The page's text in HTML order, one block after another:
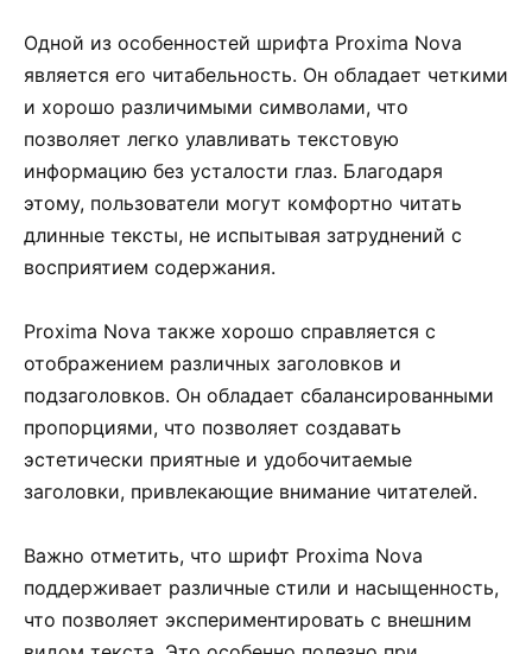
Одной из особенностей шрифта Proxima Nova
является его читабельность. Он обладает четкими
и хорошо различимыми символами, что
позволяет легко улавливать текстовую
информацию без усталости глаз. Благодаря
этому, пользователи могут комфортно читать
длинные тексты, не испытывая затруднений с
восприятием содержания.
Proxima Nova также хорошо справляется с
отображением различных заголовков и
подзаголовков. Он обладает сбалансированными
пропорциями, что позволяет создавать
эстетически приятные и удобочитаемые
заголовки, привлекающие внимание читателей.
Важно отметить, что шрифт Proxima Nova
поддерживает различные стили и насыщенность,
что позволяет экспериментировать с внешним